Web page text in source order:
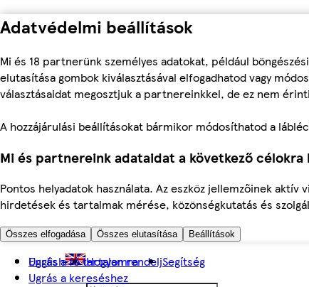
Adatvédelmi beállítások
Mi és 18 partnerünk személyes adatokat, például
elutasítása gombok kiválasztásával elfogadhatod vagy
választásaidat megosztjuk a partnereinkkel, de ez nem
A hozzájárulási beállításokat bármikor módosíthatod a
Mi és partnereink adataidat a következő célokra
Pontos helyadatok használata. Az eszköz jellemzőinek
hirdetések és tartalmak mérése, közönségkutatás és
Összes elfogadása Összes elutasítása Beállítások
Ugrás a fő tartalomra
Ugrás a kereséshez
English Hogyan rendeljSegítség